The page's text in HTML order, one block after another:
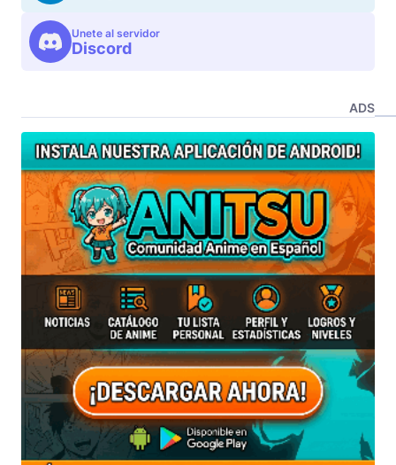
Unete al servidor
Discord
ADS